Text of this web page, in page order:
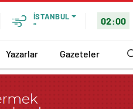
İSTANBUL
°
02:00
Yazarlar Gazeteler